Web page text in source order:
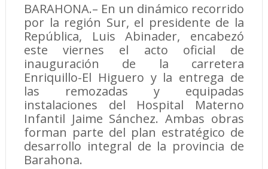
BARAHONA.– En un dinámico recorrido
por la región Sur, el presidente de la
República, Luis Abinader, encabezó
este viernes el acto oficial de
inauguración de la carretera
Enriquillo-El Higuero y la entrega de
las remozadas y equipadas
instalaciones del Hospital Materno
Infantil Jaime Sánchez. Ambas obras
forman parte del plan estratégico de
desarrollo integral de la provincia de
Barahona.